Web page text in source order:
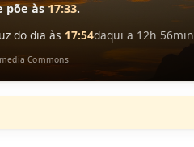
põe às17:33.
do dia às 17:54daqui a 12h 56min
Commons